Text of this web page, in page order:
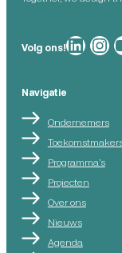
Volg ons!Breda Robotics op Breda
Navigatie
Ondernemers
Programma’s
Projecten
Over ons
Nieuws
Agenda